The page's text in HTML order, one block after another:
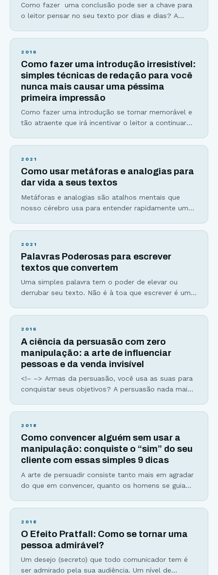
Como fazer uma conclusão pode ser a chave para
o leitor pensar no seu texto por dias e dias? A
filme, um livro ou até mesmo em um artigo é a
2016
Como fazer uma introdução irresistível:
simples técnicas de redação para você
nunca mais causar uma péssima
primeira impressão
Como fazer uma introdução se tornar memorável e
tão atraente que irá incentivar o leitor a continuar
comigo: Você nunca terá uma segunda chance de
páginas na internet. Ou seja… eles não lêem palavra
por palavra, mas apenas aquelas
2021
Como usar metáforas e analogias para
dar vida a seus textos
Metáforas e analogias são atalhos mentais que
nosso cérebro usa para entender rapidamente um
analogias grudam na nossa mente, tornando o
fácil compreensão. As metáforas são aplicações de
uma palavra por semelhança
2021
Palavras Poderosas para escrever
textos que convertem
Uma simples palavra tem o poder de elevar ou
derrubar seu texto. Não é à toa que escrever é uma
além da escolha entre palavras poderosas e
nós, décadas
2016
A ciência da persuasão com zero
manipulação: a arte de influenciar
pessoas e da venda invisível
<!– –> Armas da persuasão, você usa as suas para
conquistar seus objetivos? A persuasão nada mais
em utilizar recursos lógicos e racionais ou
você que a persuasão é somente
2018
Como convencer alguém sem usar a
manipulação: conquiste o “sim” do seu
cliente com essas simples 9 dicas
A arte de persuadir consiste tanto mais em agradar
do que em convencer, quanto os homens se guiam
convencer alguém sem usar manipulação. Aprender
manipulação são apenas sinônimos. Mas a minha
tarefa
2018
O Efeito Pratfall: Como se tornar uma
pessoa admirável?
Um desejo (secreto) que todo comunicador tem é
ser admirado pela sua audiência. Um nível de